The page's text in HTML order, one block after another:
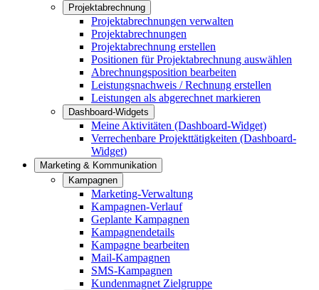
Projektabrechnung
Projektabrechnungen verwalten
Projektabrechnungen
Projektabrechnung erstellen
Positionen für Projektabrechnung auswählen
Abrechnungsposition bearbeiten
Leistungsnachweis / Rechnung erstellen
Leistungen als abgerechnet markieren
Dashboard-Widgets
Meine Aktivitäten (Dashboard-Widget)
Verrechenbare Projekttätigkeiten (Dashboard-
Widget)
Marketing & Kommunikation
Kampagnen
Marketing-Verwaltung
Kampagnen-Verlauf
Geplante Kampagnen
Kampagnendetails
Kampagne bearbeiten
Mail-Kampagnen
SMS-Kampagnen
Kundenmagnet Zielgruppe